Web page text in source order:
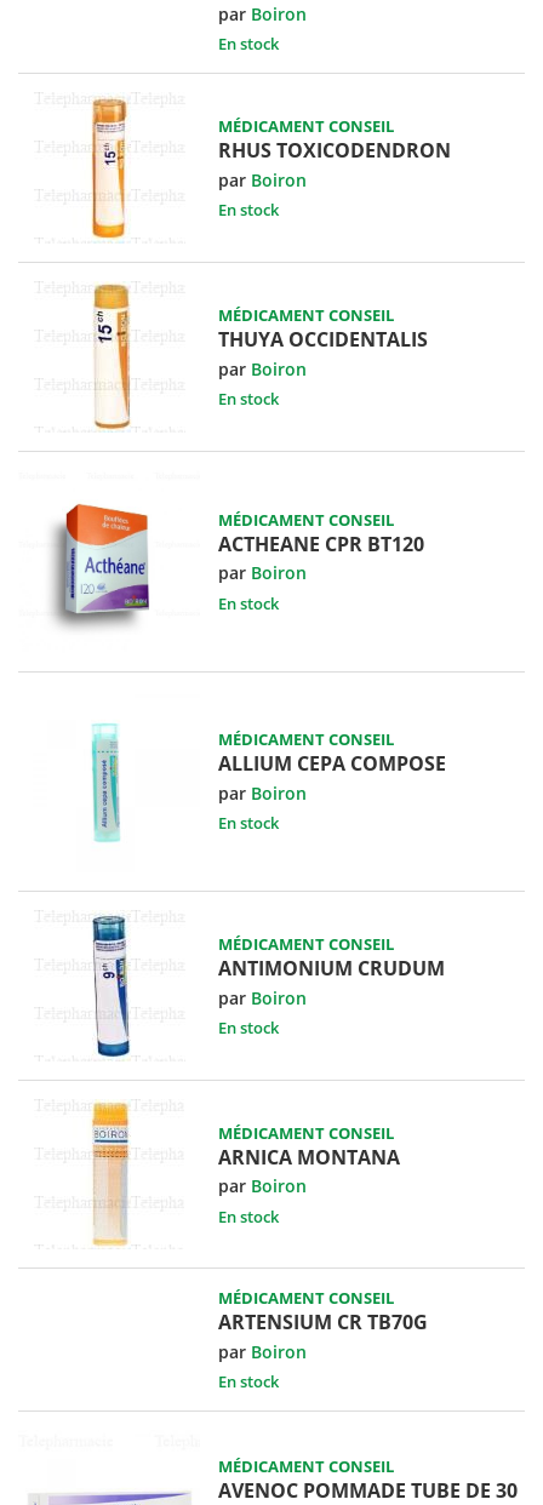
par Boiron
En stock
MÉDICAMENT CONSEIL
RHUS TOXICODENDRON
par Boiron
En stock
MÉDICAMENT CONSEIL
THUYA OCCIDENTALIS
par Boiron
En stock
MÉDICAMENT CONSEIL
ACTHEANE CPR BT120
par Boiron
En stock
MÉDICAMENT CONSEIL
ALLIUM CEPA COMPOSE
par Boiron
En stock
MÉDICAMENT CONSEIL
ANTIMONIUM CRUDUM
par Boiron
En stock
MÉDICAMENT CONSEIL
ARNICA MONTANA
par Boiron
En stock
MÉDICAMENT CONSEIL
ARTENSIUM CR TB70G
par Boiron
En stock
MÉDICAMENT CONSEIL
AVENOC POMMADE TUBE DE 30